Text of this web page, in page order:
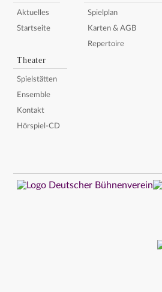
Aktuelles
Startseite
Spielplan
Karten & AGB
Repertoire
Theater
Spielstätten
Ensemble
Kontakt
Hörspiel-CD